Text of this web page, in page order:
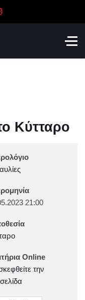
Κύτταρο
21:00
Online
την